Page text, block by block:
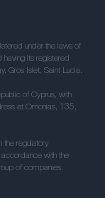
under the laws of
its registered
Gros Islet, Saint Lucia.
of Cyprus, with
at Omonias, 135,
the regulatory
accordance with the
of companies.